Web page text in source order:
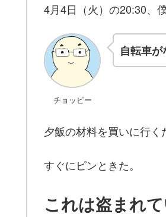
4月4日（火）の20:30、
チョッピー
自転車
夕飯の材料を買いに行
すぐにピンときた。
これは盗まれ